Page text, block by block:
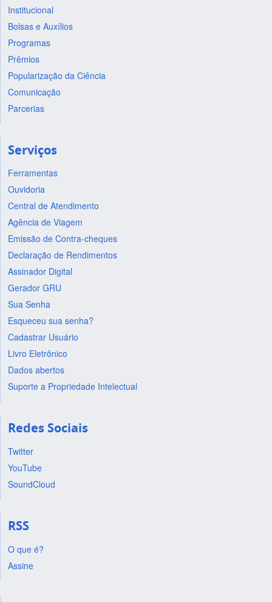
Institucional
Bolsas e Auxílios
Programas
Prêmios
Popularização da Ciência
Comunicação
Parcerias
Serviços
Ferramentas
Ouvidoria
Central de Atendimento
Agência de Viagem
Emissão de Contra-cheques
Declaração de Rendimentos
Assinador Digital
Gerador GRU
Sua Senha
Esqueceu sua senha?
Cadastrar Usuário
Livro Eletrônico
Dados abertos
Suporte a Propriedade Intelectual
Redes Sociais
Twitter
YouTube
SoundCloud
RSS
O que é?
Assine